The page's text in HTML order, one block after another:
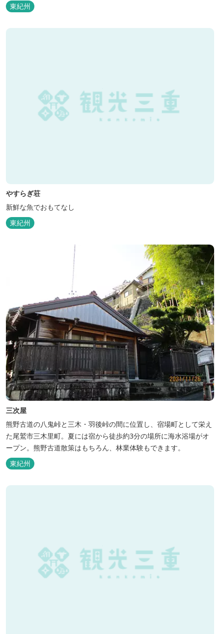
東紀州
やすらぎ荘
新鮮な魚でおもてなし
東紀州
三次屋
熊野古道の八鬼峠と三木・羽後峠の間に位置し、宿場町として栄え
た尾鷲市三木里町。夏には宿から徒歩約3分の場所に海水浴場がオ
ープン。熊野古道散策はもちろん、林業体験もできます。
東紀州